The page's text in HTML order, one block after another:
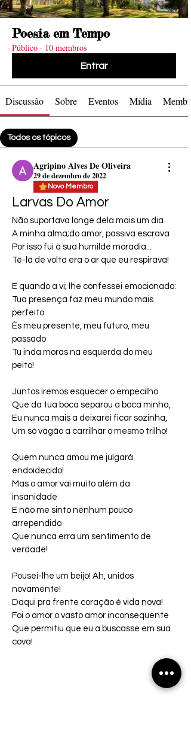
Série TV
Série TV
Série TV
Série TV
levam as
Ondas
Cinema
Cinema
Cinema
Foto by
Zacky
Barreto
Série TV
Série TV
Série TV
Série TV
levam as
Ondas
Cinema
Cinema
Cinema
Foto by
Zacky
Barreto
Poesia em Tempo
Público · 10 membros
Entrar
Discussão Sobre Eventos Mídia
Todos os tópicos
Agripino Alves De Oliveira
29 de dezembro de 2022
Novo Membro
Larvas Do Amor
Não suportava longe dela mais um dia
A minha alma;do amor, passiva escrava
Por isso fui à sua humilde moradia...
Tê-lá de volta era o ar que eu respirava!
E quando a vi; lhe confessei emocionado:
Tua presença faz meu mundo mais
perfeito
És meu presente, meu futuro, meu
passado
Tu inda moras na esquerda do meu
peito!
Juntos iremos esquecer o empecilho
Que da tua boca separou a boca minha,
Eu nunca mais a deixarei ficar sozinha,
Um só vagão a carrilhar o mesmo trilho!
Quem nunca amou me julgará
endoidecido!
Mas o amor vai muito além da
insanidade
E não me sinto nenhum pouco
arrependido
Que nunca erra um sentimento de
verdade!
Pousei-lhe um beijo! Ah, unidos
novamente!
Daqui pra frente coração é vida nova!
Foi o amor o vasto amor inconsequente
Que permitiu que eu a buscasse em sua
cova!